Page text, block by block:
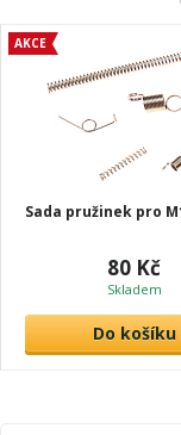
Sada pružinek pro
80 Kč
Skladem
AKCE
Do košíku